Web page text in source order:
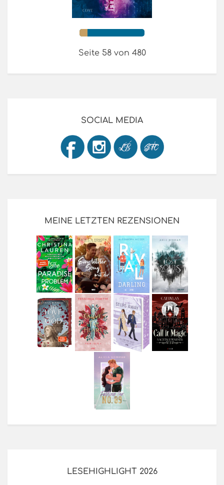
Seite 58 von 480
SOCIAL MEDIA
MEINE LETZTEN REZENSIONEN
LESEHIGHLIGHT 2026